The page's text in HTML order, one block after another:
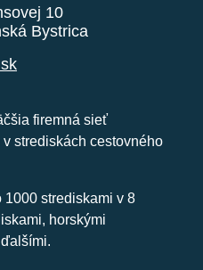
10
Bystrica
firemná sieť
strediskách cestovného
strediskami v 8
horskými